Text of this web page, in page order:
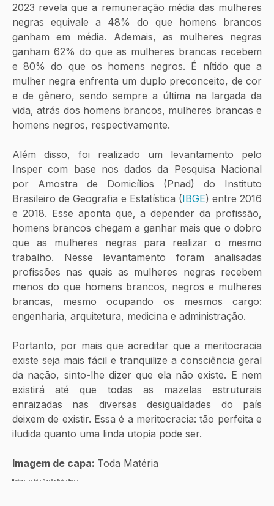
2023 revela que a remuneração média das mulheres
negras equivale a 48% do que homens brancos
ganham em média. Ademais, as mulheres negras
ganham 62% do que as mulheres brancas recebem
e 80% do que os homens negros. É nítido que a
mulher negra enfrenta um duplo preconceito, de cor
e de gênero, sendo sempre a última na largada da
vida, atrás dos homens brancos, mulheres brancas e
homens negros, respectivamente.
Além disso, foi realizado um levantamento pelo
Insper com base nos dados da Pesquisa Nacional
por Amostra de Domicílios (Pnad) do Instituto
Brasileiro de Geografia e Estatística (IBGE) entre 2016
e 2018. Esse aponta que, a depender da profissão,
homens brancos chegam a ganhar mais que o dobro
que as mulheres negras para realizar o mesmo
trabalho. Nesse levantamento foram analisadas
profissões nas quais as mulheres negras recebem
menos do que homens brancos, negros e mulheres
brancas, mesmo ocupando os mesmos cargo:
engenharia, arquitetura, medicina e administração.
Portanto, por mais que acreditar que a meritocracia
existe seja mais fácil e tranquilize a consciência geral
da nação, sinto-lhe dizer que ela não existe. E nem
existirá até que todas as mazelas estruturais
enraizadas nas diversas desigualdades do país
deixem de existir. Essa é a meritocracia: tão perfeita e
iludida quanto uma linda utopia pode ser.
Imagem de capa: Toda Matéria
Revisado por Artur Santilli e Enrico Recco